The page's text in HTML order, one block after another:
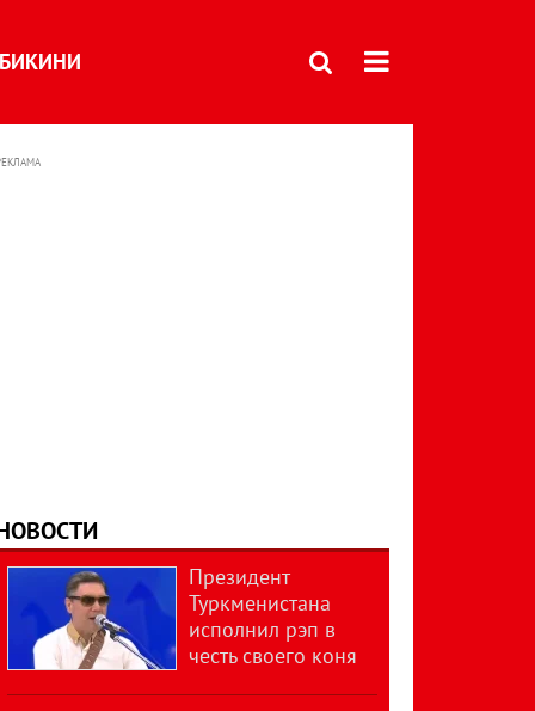
БИКИНИ
Президент
Туркменистана
исполнил рэп в
честь своего коня